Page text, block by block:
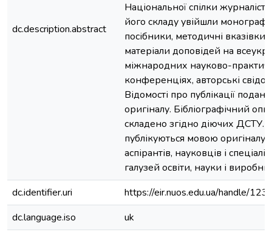
dc.description.abstract
Національної спілки
його складу увійшли
посібники, методичні вказівки,
матеріали доповідей на
міжнародних науково-
конференціях, авторські
Відомості про публікації
оригіналу. Бібліографічний
складено згідно діючих ДСТУ.
публікуються мовою оригіналу.
аспірантів, науковців і
галузей освіти, науки і
dc.identifier.uri
https://eir.nuos.edu.ua/handle/
dc.language.iso
uk